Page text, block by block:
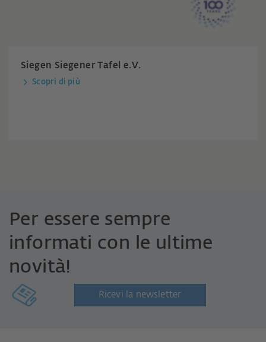
Siegen Siegener Tafel e.V.
Scopri di più
Per essere sempre
informati con le ultime
novità!
Ricevi la newsletter